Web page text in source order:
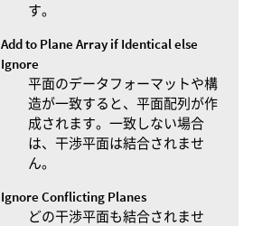
す。
Add to Plane Array if Identical else
Ignore
平面のデータフォーマットや構
造が一致すると、平面配列が作
成されます。一致しない場合
は、干渉平面は結合されませ
ん。
Ignore Conflicting Planes
どの干渉平面も結合されませ